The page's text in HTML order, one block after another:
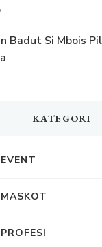
Badut Si Mbois
KATEGORI